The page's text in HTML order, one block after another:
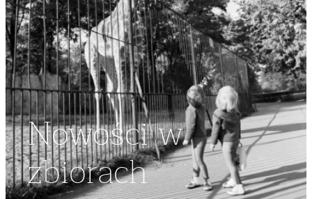
Nowości w
zbiorach